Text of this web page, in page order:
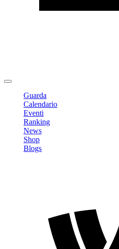
Guarda
Calendario
Eventi
Ranking
News
Shop
Blogs